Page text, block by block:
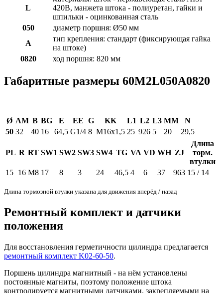
L
420B, манжета штока - полиуретан, гайки и
шпильки - оцинкованная сталь
050
диаметр поршня: Ø50 мм
A
тип крепления: стандарт (фиксирующая гайка
на штоке)
0820
ход поршня: 820 мм
Габаритные размеры 60M2L050A0820
Ø AM B BG E EE G KK L1 L2 L3 MM
N
50 32 40 16 64,5 G1/4 8 M16x1,5 25 926 5 20 29,5
PL R RT SW1 SW2 SW3 SW4 TG VA VD WH ZJ
Длина
торм.
втулки
15 16 M8 17 8 3 24 46,5 4 6 37 963 15 / 14
Длина тормозной втулки указана для движения вперёд / назад
Ремонтный комплект и датчики
положения
Для восстановления герметичности цилиндра предлагается
ремонтный комплект K02-60-50.
Поршень цилиндра магнитный - на нём установлены
постоянные магниты, поэтому положение штока
контролируется магнитными датчиками, закрепляемыми на